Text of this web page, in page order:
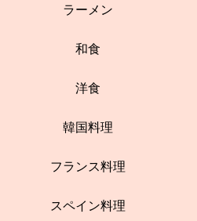
ラーメン
和食
洋食
韓国料理
フランス料理
スペイン料理